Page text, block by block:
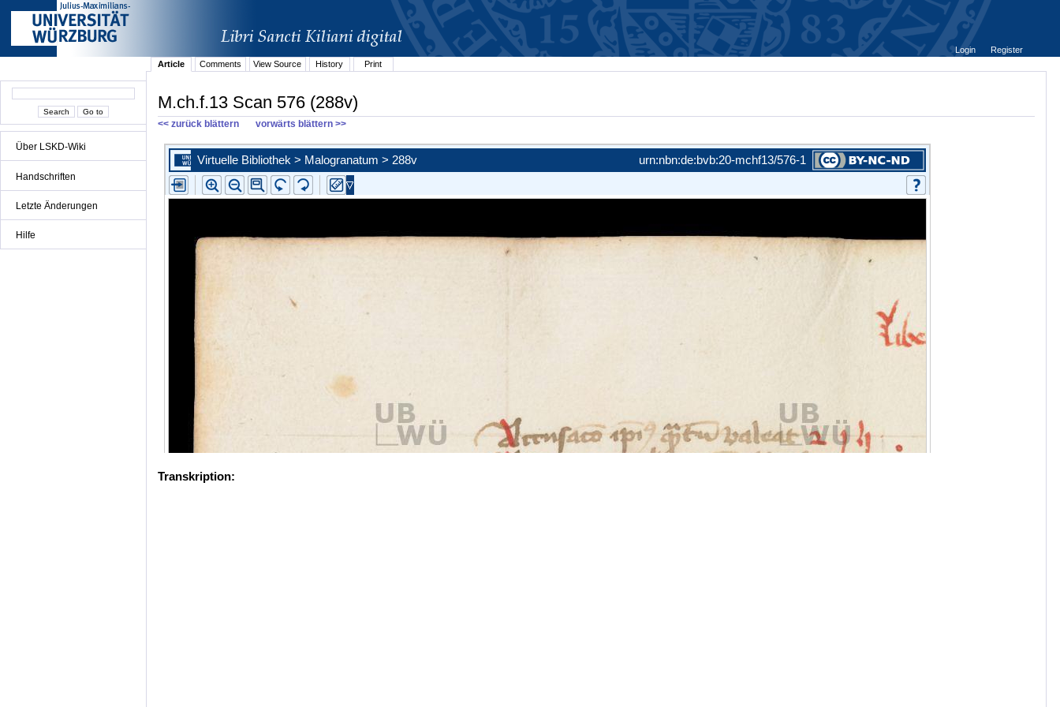
Über LSKD-Wiki
Handschriften
Letzte Änderungen
Hilfe
Login
Register
Article
Comments View Source History Print
M.ch.f.13 Scan 576 (288v)
<< zurück blättern vorwärts blättern >>
Transkription: